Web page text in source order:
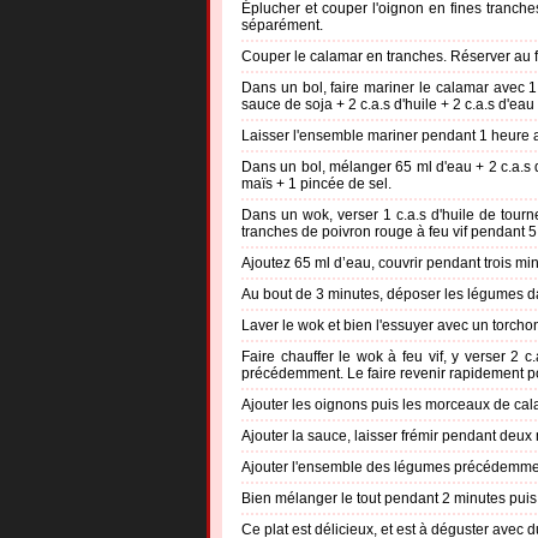
Éplucher et couper l'oignon en fines
séparément.
Couper le calamar en tranches. Réserver au
Dans un bol, faire mariner le calamar avec
sauce de soja + 2 c.a.s d'huile + 2 c.a.s
Laisser l'ensemble mariner pendant 1 heure
Dans un bol, mélanger 65 ml d'eau + 2
maïs + 1 pincée de sel.
Dans un wok, verser 1 c.a.s d'huile de
tranches de poivron rouge à feu vif pendant
Ajoutez 65 ml d’eau, couvrir pendant trois
Au bout de 3 minutes, déposer les légumes
Laver le wok et bien l'essuyer avec un
Faire chauffer le wok à feu vif, y verser 2
précédemment. Le faire revenir rapidement
Ajouter les oignons puis les morceaux de
Ajouter la sauce, laisser frémir pendant deux
Ajouter l'ensemble des légumes
Bien mélanger le tout pendant 2 minutes
Ce plat est délicieux, et est à déguster avec